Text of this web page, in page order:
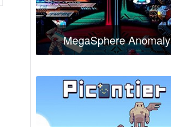
MegaSphere Anomaly